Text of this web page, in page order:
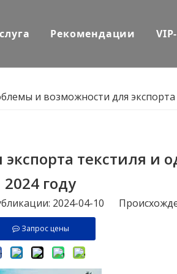
Рекомендации
и возможности для
текстиля и
2024 году
2024-04-10
Запрос цены